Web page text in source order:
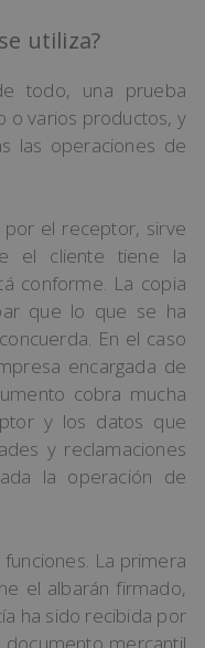
utiliza?
todo, una prueba
o varios productos, y
las operaciones de
el receptor, sirve
el cliente tiene la
conforme. La copia
que lo que se ha
En el caso
encargada de
cobra mucha
y los datos que
y reclamaciones
la operación de
La primera
el albarán firmado,
ha sido recibida por
mercantil